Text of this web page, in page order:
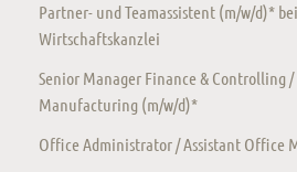
Partner- und Teamassistent (m/w/d)*
Wirtschaftskanzlei
Senior Manager Finance & Controlling
Manufacturing (m/w/d)*
Office Administrator / Assistant Office